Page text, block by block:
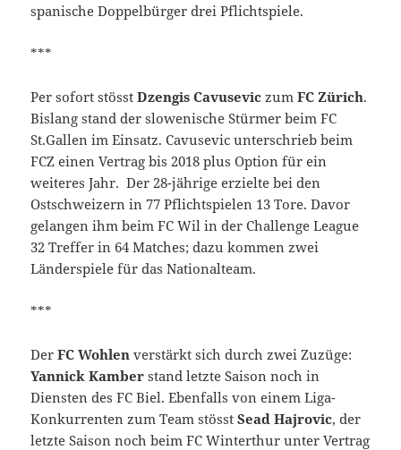
spanische Doppelbürger drei Pflichtspiele.
***
Per sofort stösstDzengis Cavusevic zumFC Zürich.
Bislang stand der slowenische Stürmer beim FC
St.Gallen im Einsatz. Cavusevic unterschrieb beim
FCZ einen Vertrag bis 2018 plus Option für ein
weiteres Jahr. Der 28-jährige erzielte bei den
Ostschweizern in 77 Pflichtspielen 13 Tore. Davor
gelangen ihm beim FC Wil in der Challenge League
32 Treffer in 64 Matches; dazu kommen zwei
Länderspiele für das Nationalteam.
***
DerFC Wohlen verstärkt sich durch zwei Zuzüge:
Yannick Kamber stand letzte Saison noch in
Diensten des FC Biel. Ebenfalls von einem Liga-
Konkurrenten zum Team stösstSead Hajrovic, der
letzte Saison noch beim FC Winterthur unter Vertrag